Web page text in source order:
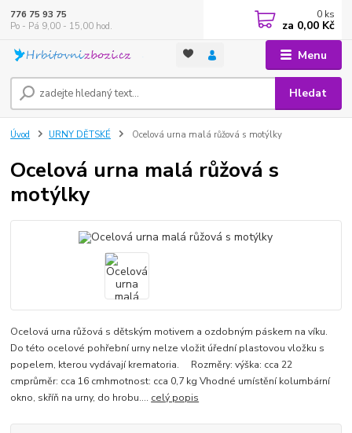
Menu
Hledat
776 75 93 75
Po - Pá 9,00 - 15,00 hod.
0 ks
za 0,00 Kč
Úvod URNY DĚTSKÉ Ocelová urna malá růžová s motýlky
Ocelová urna malá růžová s
motýlky
Ocelová urna růžová s dětským motivem a ozdobným páskem na víku.
Do této ocelové pohřební urny nelze vložit úřední plastovou vložku s
popelem, kterou vydávají krematoria. Rozměry: výška: cca 22
cmprůměr: cca 16 cmhmotnost: cca 0,7 kg Vhodné umístění kolumbární
okno, skříň na urny, do hrobu.... celý popis